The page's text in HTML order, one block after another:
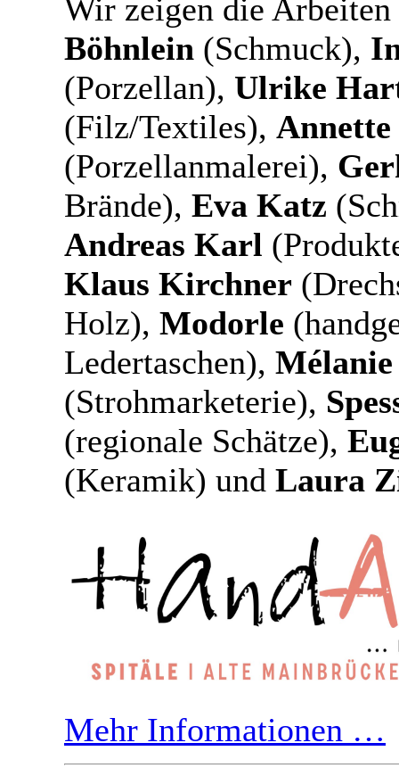
Wir zeigen die
Böhnlein (Schmuck),
(Porzellan), Ulrike
(Filz/Textiles),
(Porzellanmalerei),
Brände), Eva Katz
Andreas Karl
Klaus Kirchner
Holz), Modorle
Ledertaschen),
(Strohmarketerie),
(regionale Schätze),
(Keramik) und Laura
Mehr Informationen …